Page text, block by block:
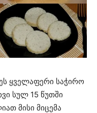
ყველაფერი საჭირო
სულ 15 წუთში
მისი მიცემა